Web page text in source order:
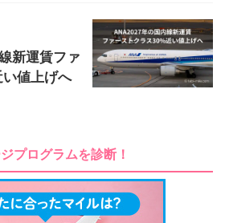
新運賃ファ
値上げへ
プログラムを診断！